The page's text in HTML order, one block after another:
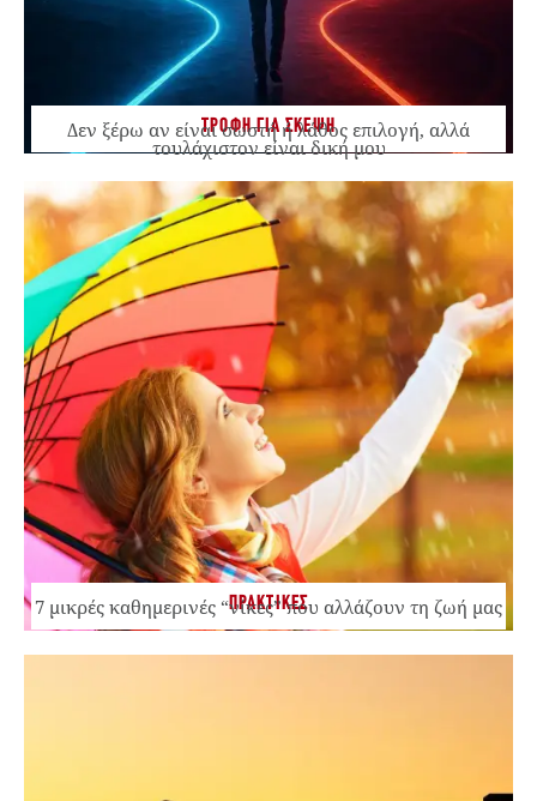
ΤΡΟΦΗ ΓΙΑ ΣΚΕΨΗ
Δεν ξέρω αν είναι σωστή ή λάθος επιλογή, αλλά
τουλάχιστον είναι δική μου
ΠΡΑΚΤΙΚΕΣ
7 μικρές καθημερινές “νίκες” που αλλάζουν τη ζωή μας